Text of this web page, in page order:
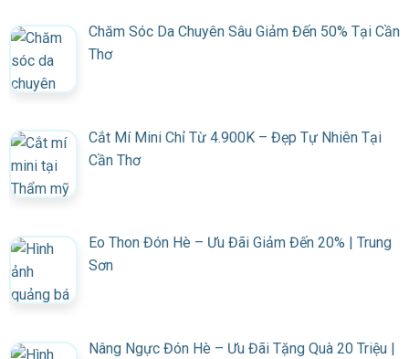
Chăm Sóc Da Chuyên Sâu Giảm Đến 50% Tại Cần
Thơ
Cắt Mí Mini Chỉ Từ 4.900K – Đẹp Tự Nhiên Tại
Cần Thơ
Eo Thon Đón Hè – Ưu Đãi Giảm Đến 20% | Trung
Sơn
Nâng Ngực Đón Hè – Ưu Đãi Tặng Quà 20 Triệu |